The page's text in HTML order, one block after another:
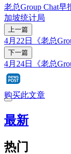
老总Group Chat早
加坡统计局
上一篇
4月22日《老总
下一篇
4月24日《老总
购买此文章
最新
热门